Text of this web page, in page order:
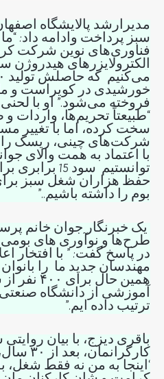
مدیرارشد پالایشگاه
سبز پرداخت وادامه داد:
فناوری‌های نوین شرکت
الکترولایزرهای هیدروژن
خورشیدی در کویراست و
فروخته می‌شود.” او با
“طبیعتاً تحریم‌ها، واردات
سخت کرده، اما با تغییر
با اعتماد به همت والای
توانستیم سود
حفظ هزاران شغل سبز
بوم را داشته باشیم..”
یک خبرنگار جوان خانم
طرح‌ها و نوآوری های
مهندسان جدید ما را
همین حال
آموزشی از دانشگاه صنعتی
ترتیب داده ایم.”
باقری دیزج، با بیان
‘اینجا به من نه فقط شغل،